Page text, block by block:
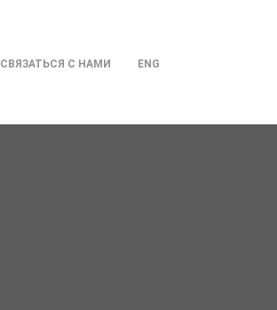
СВЯЗАТЬСЯ С НАМИ ENG